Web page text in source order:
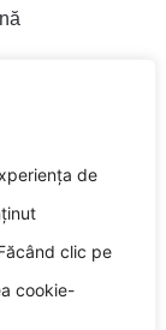
de
clic pe
cookie-
accesorii